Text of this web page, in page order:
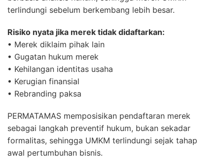
terlindungi sebelum berkembang lebih besar.
Risiko nyata jika merek tidak didaftarkan:
• Merek diklaim pihak lain
• Gugatan hukum merek
• Kehilangan identitas usaha
• Kerugian finansial
• Rebranding paksa
PERMATAMAS memposisikan pendaftaran merek
sebagai langkah preventif hukum, bukan sekadar
formalitas, sehingga UMKM terlindungi sejak tahap
awal pertumbuhan bisnis.